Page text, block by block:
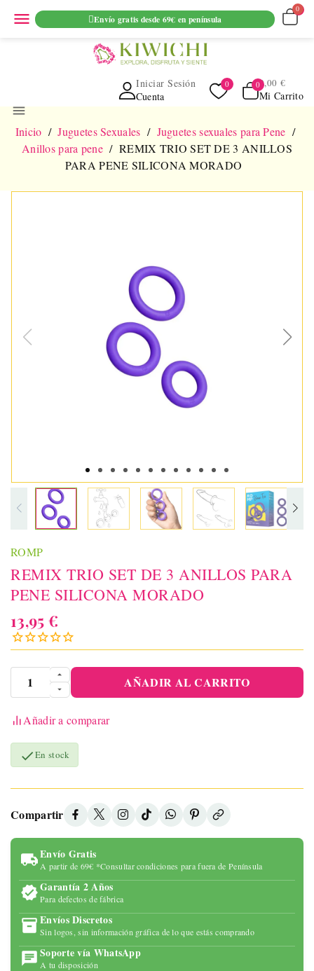
ENVIO GRATUITO EN PEDIDOS SUPERIORES A 69€ EN
PENINSULA
Cuenta
Iniciar Sesión
Mi Carrito
0,00 €
menu
Inicio Juguetes Sexuales
Juguetes sexuales para Pene
Anillos para pene
REMIX TRIO SET DE 3 ANILLOS
PARA PENE SILICONA MORADO
ROMP
REMIX TRIO SET DE 3 ANILLOS PARA
PENE SILICONA MORADO
13,95 €
AÑADIR AL CARRITO
Añadir a comparar
En stock
Compartir
Envío Gratis
A partir de 69€ *Consultar condiciones para fuera de Península
Garantía 2 Años
Para defectos de fábrica
Envíos Discretos
Sin logos, sin información gráfica de lo que estás comprando
Soporte vía WhatsApp
A tu disposición
menu Envío gratis desde 69€ en península